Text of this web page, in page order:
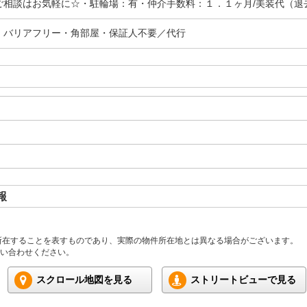
相談はお気軽に☆・駐輪場：有・仲介手数料：１．１ヶ月/美装代（退
バリアフリー・角部屋・保証人不要／代行
することを表すものであり、実際の物件所在地とは異なる場合がございます。
合わせください。
スクロール地図を見る ストリートビューで見る